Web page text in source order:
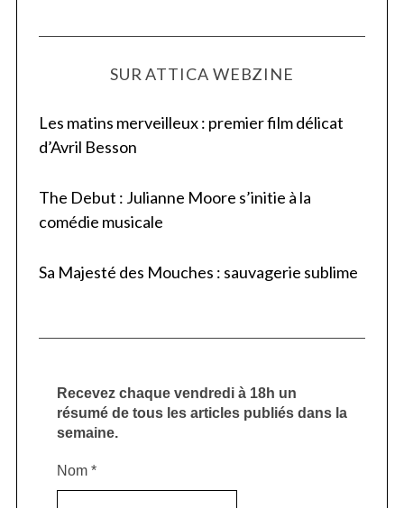
SUR ATTICA WEBZINE
Les matins merveilleux : premier film délicat
d’Avril Besson
The Debut : Julianne Moore s’initie à la
comédie musicale
Sa Majesté des Mouches : sauvagerie sublime
Recevez chaque vendredi à 18h un
résumé de tous les articles publiés dans la
semaine.
Nom *